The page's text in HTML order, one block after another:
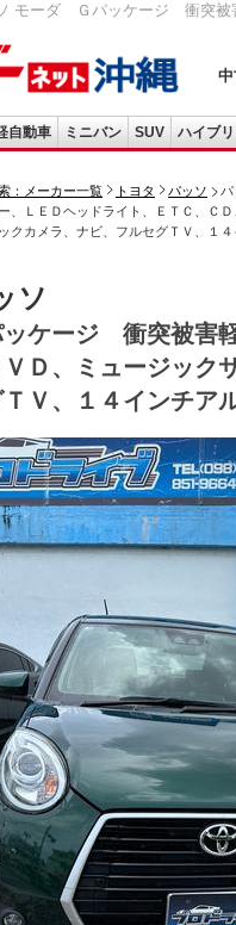
モーダ Ｇパッケージ 衝突被
中
自動車 ミニバン SUV ハイブ
：メーカー一覧 トヨタ パッソ
、ＬＥＤヘッドライト、ＥＴＣ、Ｃ
クカメラ、ナビ、フルセグＴＶ、１４
ソ
ケージ 衝突被害軽
Ｄ、ミュージック
Ｖ、１４インチア